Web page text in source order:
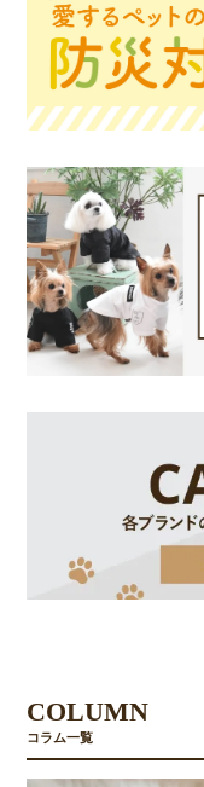
COLUMN
コラム一覧